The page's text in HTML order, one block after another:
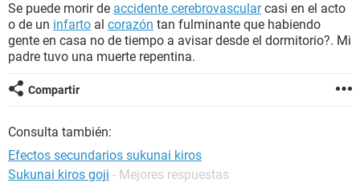
BIENESTAR
SEXUALIDAD
GLOSARIO
Se puede morir de accidente cerebrovascularcasi en el acto
o de un infarto al corazón tan fulminante que habiendo
gente en casa no de tiempo a avisar desde el dormitorio?. Mi
padre tuvo una muerte repentina.
Compartir
Consulta también:
Efectos secundarios sukunai kiros
Sukunai kiros goji - Mejores respuestas